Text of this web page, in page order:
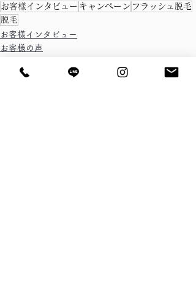
お客様インタビュー キャンペーン フラッシュ脱毛
脱毛
お客様インタビュー
お客様の声